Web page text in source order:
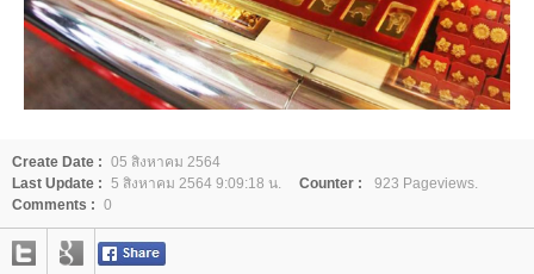
Create Date : 05 สิงหาคม 2564
Last Update : 5 สิงหาคม 2564 9:09:18 น. Counter :
923 Pageviews.
Comments : 0